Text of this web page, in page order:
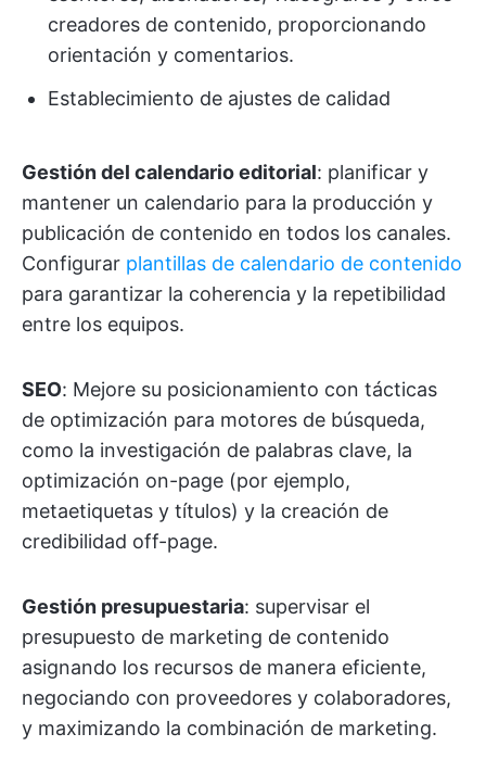
creadores de contenido, proporcionando
orientación y comentarios.
Establecimiento de ajustes de calidad
Gestión del calendario editorial: planificar y
mantener un calendario para la producción y
publicación de contenido en todos los canales.
Configurar plantillas de calendario de contenido
para garantizar la coherencia y la repetibilidad
entre los equipos.
SEO: Mejore su posicionamiento con tácticas
de optimización para motores de búsqueda,
como la investigación de palabras clave, la
optimización on-page (por ejemplo,
metaetiquetas y títulos) y la creación de
credibilidad off-page.
Gestión presupuestaria: supervisar el
presupuesto de marketing de contenido
asignando los recursos de manera eficiente,
negociando con proveedores y colaboradores,
y maximizando la combinación de marketing.